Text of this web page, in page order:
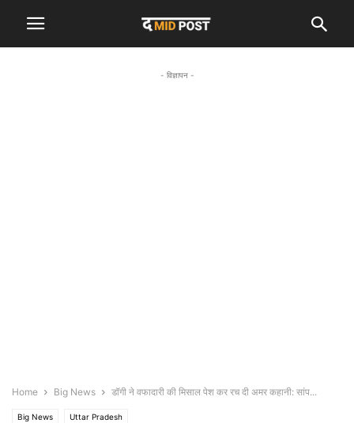
- विज्ञापन -
Home Big News डॉगी ने वफादारी की मिसाल पेश कर रच दी अमर कहानी: सांप...
Big News Uttar Pradesh